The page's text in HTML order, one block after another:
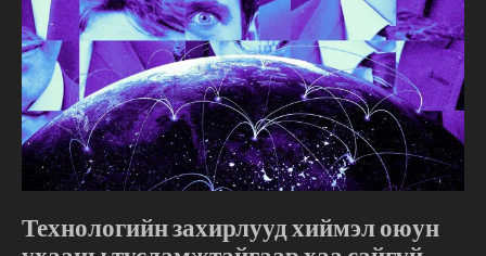
Технологийн захирлууд хиймэл оюун